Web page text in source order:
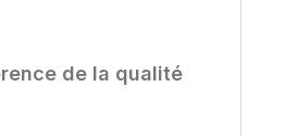
de la qualité